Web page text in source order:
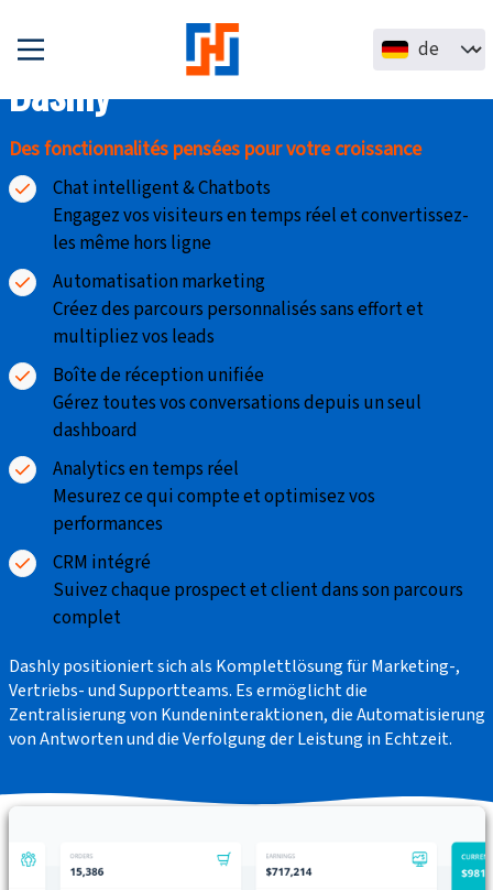
Select your
Dashly
Des fonctionnalités pensées pour votre croissance
Chat intelligent & Chatbots
Engagez vos visiteurs en temps réel et convertissez-
les même hors ligne
Automatisation marketing
Créez des parcours personnalisés sans effort et
multipliez vos leads
Boîte de réception unifiée
Gérez toutes vos conversations depuis un seul
dashboard
Analytics en temps réel
Mesurez ce qui compte et optimisez vos
performances
CRM intégré
Suivez chaque prospect et client dans son parcours
complet
Dashly positioniert sich als Komplettlösung fürMarketing-,
Vertriebs- undSupportteams. Es ermöglicht die
Zentralisierung von Kundeninteraktionen, dieAutomatisierung
von Antwortenunddie Verfolgung der Leistung in Echtzeit.